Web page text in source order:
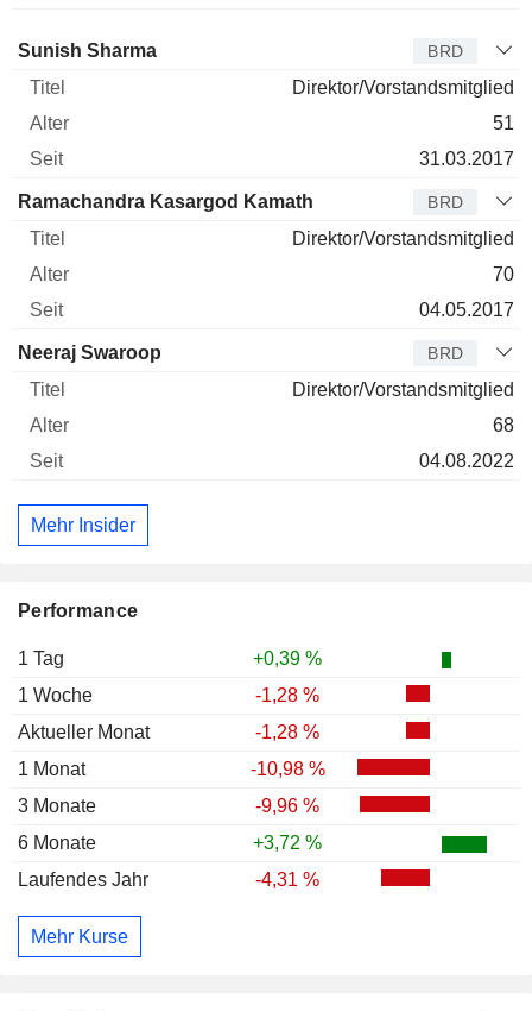
Performance
1 Tag
+0,39 %
1 Woche
-1,28 %
Aktueller Monat
-1,28 %
1 Monat
-10,98 %
3 Monate
-9,96 %
6 Monate
+3,72 %
Laufendes Jahr
-4,31 %
Mehr Kurse
Verwaltungsratsmitglied
Sunish Sharma BRD
Direktor/Vorstandsmitglied
51
31.03.2017
Ramachandra Kasargod Kamath BRD
Direktor/Vorstandsmitglied
70
04.05.2017
Neeraj Swaroop BRD
Direktor/Vorstandsmitglied
68
04.08.2022
Mehr Insider